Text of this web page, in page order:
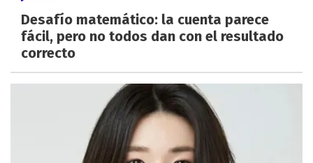
Desafío matemático: la cuenta parece
fácil, pero no todos dan con el resultado
correcto